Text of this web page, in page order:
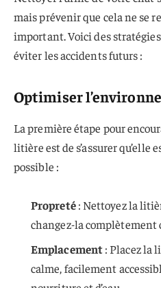
mais prévenir que cela ne se
important. Voici des
éviter les accidents futurs :
Optimiser
La première étape pour
litière est de s’assurer qu’elle
possible :
Propreté: Nettoyez la
changez-la complètement
Emplacement : Placez la
calme, facilement